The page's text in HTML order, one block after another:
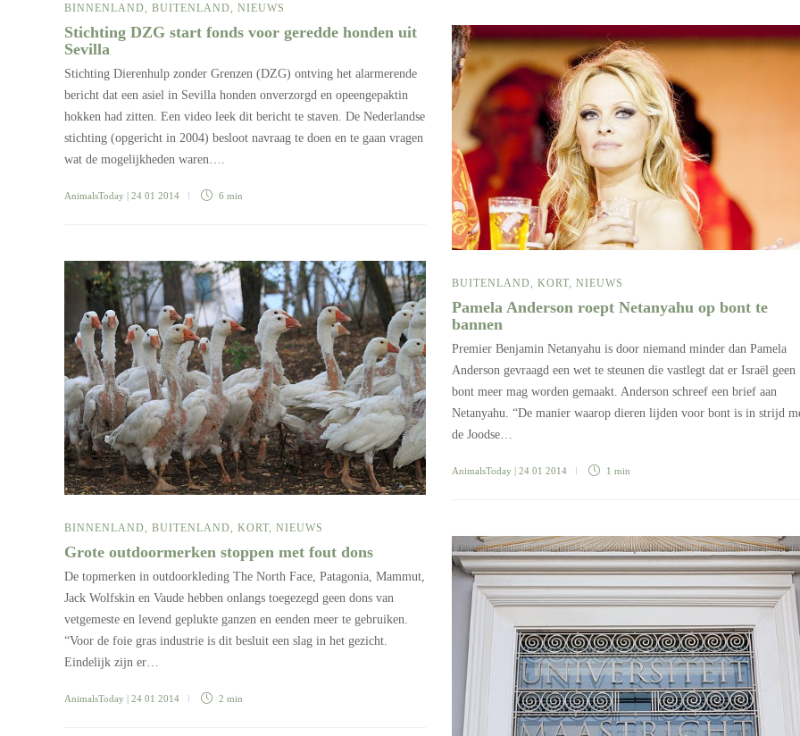
BINNENLAND BUITENLAND NIEUWS
Stichting DZG start fonds voor geredde honden uit
Sevilla
Stichting Dierenhulp zonder Grenzen (DZG) ontving het alarmerende
bericht dat een asiel in Sevilla honden onverzorgd en opeengepaktin
hokken had zitten. Een video leek dit bericht te staven. De Nederlandse
stichting (opgericht in 2004) besloot navraag te doen en te gaan vragen
wat de mogelijkheden waren….
AnimalsToday | 24 01 2014 6 min
BUITENLAND, KORT, NIEUWS
Pamela Anderson roept Netanyahu op bont te
bannen
Premier Benjamin Netanyahu is door niemand minder dan Pamela
Anderson gevraagd een wet te steunen die vastlegt dat er Israël geen
bont meer mag worden gemaakt. Anderson schreef een brief aan
Netanyahu. “De manier waarop dieren lijden voor bont is in strijd
de Joodse…
AnimalsToday | 24 01 2014 1 min
BINNENLAND BUITENLAND KORT NIEUWS
Grote outdoormerken stoppen met fout dons
De topmerken in outdoorkleding The North Face, Patagonia, Mammut,
Jack Wolfskin en Vaude hebben onlangs toegezegd geen dons van
vetgemeste en levend geplukte ganzen en eenden meer te gebruiken.
“Voor de foie gras industrie is dit besluit een slag in het gezicht.
Eindelijk zijn er…
AnimalsToday | 24 01 2014 2 min